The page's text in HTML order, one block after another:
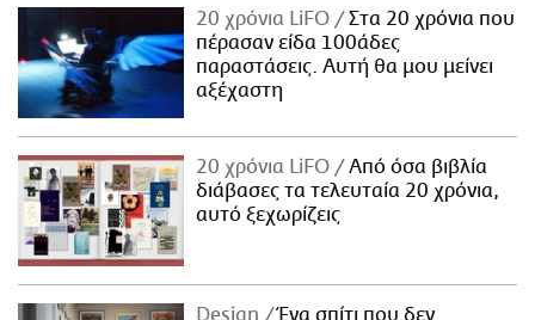
20 χρόνια LiFO
Στα 20 χρόνια που
πέρασαν είδα 100άδες
παραστάσεις. Αυτή θα μου μείνει
αξέχαστη
20 χρόνια LiFO
Από όσα βιβλία
διάβασες τα τελευταία 20 χρόνια,
αυτό ξεχωρίζεις
Design
Ένα σπίτι που δεν